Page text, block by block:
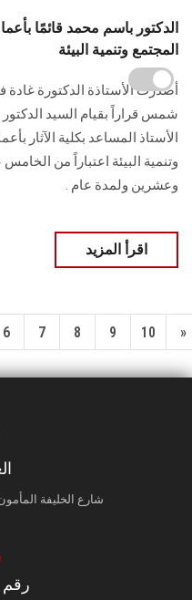
الدكتور باسم محمد قائمًا
المجتمع وتنمية البيئة
أصدرت الأستاذة الدكتورة
شمس قراراً بقيام السيد
الأستاذ المساعد بكلية الآثار
وتنمية البيئة اعتباراً من
وعشرين ولمدة عام .
اقرأ المزيد
6 7 8 9 10 »
شارع الخليفة
رقم